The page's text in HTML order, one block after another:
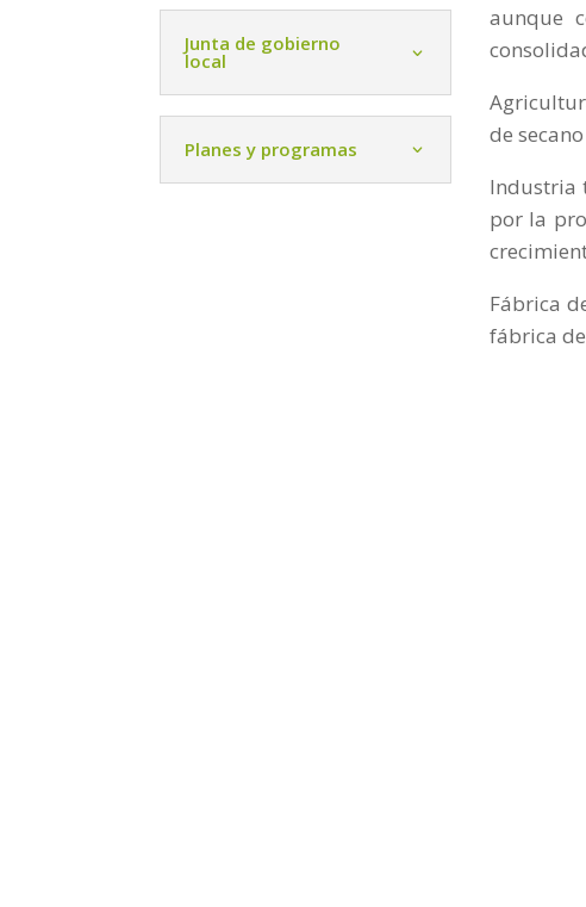
Junta de gobierno
local
Planes y programas
aunque
de
Industria
por la
Fábrica
fábrica